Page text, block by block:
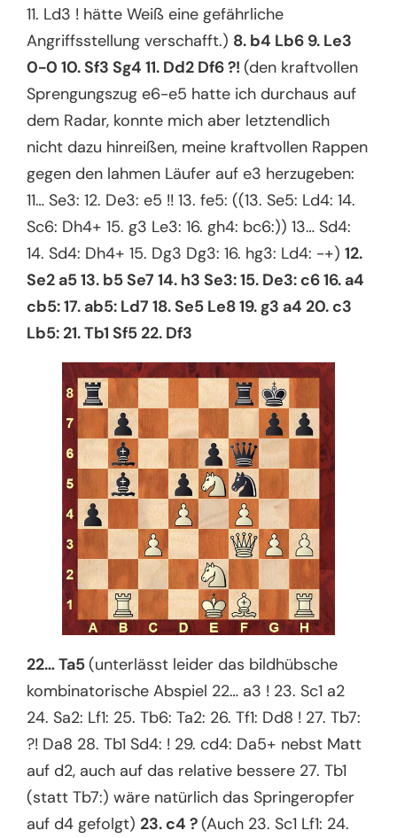
11. Ld3 ! hätte Weiß eine gefährliche
Angriffsstellung verschafft.) 8. b4 Lb6 9. Le3
0-0 10. Sf3 Sg4 11. Dd2 Df6 ?!(den kraftvollen
Sprengungszug e6-e5 hatte ich durchaus auf
dem Radar, konnte mich aber letztendlich
nicht dazu hinreißen, meine kraftvollen Rappen
gegen den lahmen Läufer auf e3 herzugeben:
11… Se3: 12. De3: e5 !! 13. fe5: ((13. Se5: Ld4: 14.
Sc6: Dh4+ 15. g3 Le3: 16. gh4: bc6:)) 13… Sd4:
14. Sd4: Dh4+ 15. Dg3 Dg3: 16. hg3: Ld4: -+)12.
Se2 a5 13. b5 Se7 14. h3 Se3: 15. De3: c6 16. a4
cb5: 17. ab5: Ld7 18. Se5 Le8 19. g3 a4 20. c3
Lb5: 21. Tb1 Sf5 22. Df3
22… Ta5(unterlässt leider das bildhübsche
kombinatorische Abspiel 22… a3 ! 23. Sc1 a2
24. Sa2: Lf1: 25. Tb6: Ta2: 26. Tf1: Dd8 ! 27. Tb7:
?! Da8 28. Tb1 Sd4: ! 29. cd4: Da5+ nebst Matt
auf d2, auch auf das relative bessere 27. Tb1
(statt Tb7:) wäre natürlich das Springeropfer
auf d4 gefolgt) 23. c4 ?(Auch 23. Sc1 Lf1: 24.